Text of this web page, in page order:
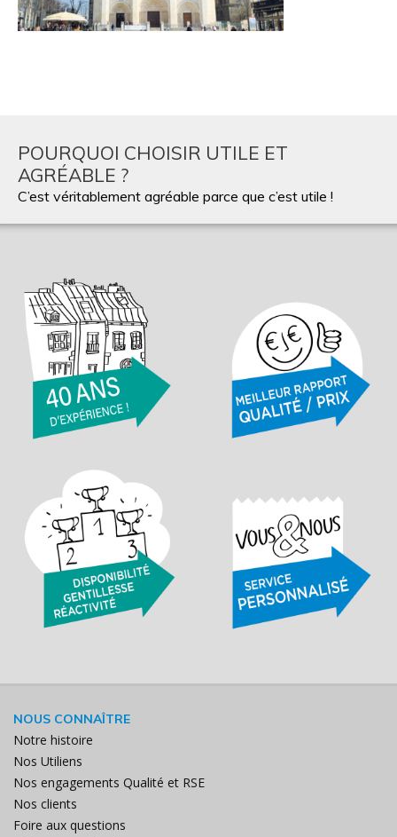
POURQUOI CHOISIR UTILE ET
AGRÉABLE ?
C’est véritablement agréable parce que c’est utile !
NOUS CONNAÎTRE
Notre histoire
Nos Utiliens
Nos engagements Qualité et RSE
Nos clients
Foire aux questions